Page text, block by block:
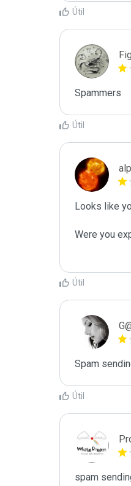
Útil
Spammers
Útil
Looks like
Were you
Útil
Spam
Útil
spam